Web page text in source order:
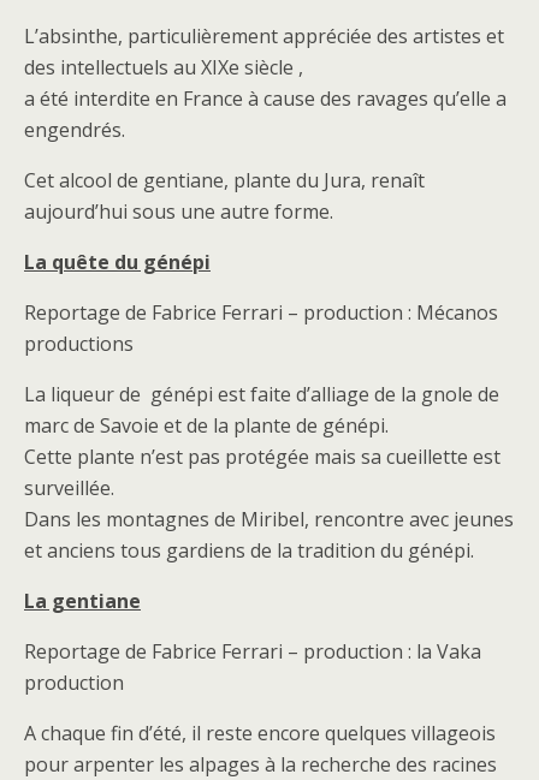
L’absinthe, particulièrement appréciée des artistes et
des intellectuels au XIXe siècle ,
a été interdite en France à cause des ravages qu’elle a
engendrés.
Cet alcool de gentiane, plante du Jura, renaît
aujourd’hui sous une autre forme.
La quête du génépi
Reportage de Fabrice Ferrari – production : Mécanos
productions
La liqueur de génépi est faite d’alliage de la gnole de
marc de Savoie et de la plante de génépi.
Cette plante n’est pas protégée mais sa cueillette est
surveillée.
Dans les montagnes de Miribel, rencontre avec jeunes
et anciens tous gardiens de la tradition du génépi.
La gentiane
Reportage de Fabrice Ferrari – production : la Vaka
production
A chaque fin d’été, il reste encore quelques villageois
pour arpenter les alpages à la recherche des racines